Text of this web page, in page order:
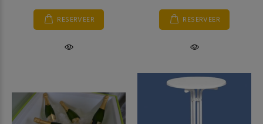
RESERVEER RESERVEER